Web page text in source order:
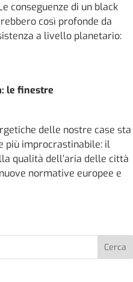
conseguenze di un black
così profonde da
a livello planetario:
le finestre
delle nostre case sta
più improcrastinabile: il
qualità dell’aria delle città
normative europee e
Cerca